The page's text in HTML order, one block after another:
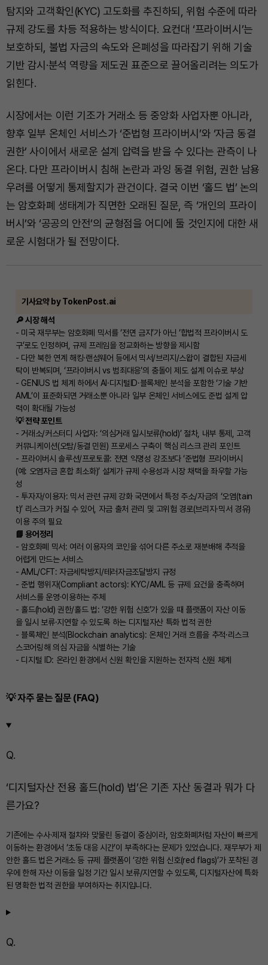
탐지와 고객확인(KYC) 고도화를 추진하되, 위험 수준에 따라
규제 강도를 차등 적용하는 방식이다. 요컨대 ‘프라이버시’는
보호하되, 불법 자금의 속도와 은폐성을 따라잡기 위해 기술
기반 감시·분석 역량을 제도권 표준으로 끌어올리려는 의도가
읽힌다.
시장에서는 이런 기조가 거래소 등 중앙화 사업자뿐 아니라,
향후 일부 온체인 서비스가 ‘준법형 프라이버시’와 ‘자금 동결
권한’ 사이에서 새로운 설계 압력을 받을 수 있다는 관측이 나
온다. 다만 프라이버시 침해 논란과 과잉 동결 위험, 권한 남용
우려를 어떻게 통제할지가 관건이다. 결국 이번 ‘홀드 법’ 논의
는 암호화폐 생태계가 직면한 오래된 질문, 즉 ‘개인의 프라이
버시’와 ‘공공의 안전’의 균형점을 어디에 둘 것인지에 대한 새
로운 시험대가 될 전망이다.
기사요약 by TokenPost.ai
🔎 시장 해석
- 미국 재무부는 암호화폐 믹서를 ‘전면 금지’가 아닌 ‘합법적 프라이버시 도
구’로도 인정하며, 규제 프레임을 정교화하는 방향을 제시함
- 다만 북한 연계 해킹·랜섬웨어 등에서 믹서/브리지/스왑이 결합된 자금세
탁이 반복되며, ‘프라이버시 vs 범죄대응’의 충돌이 제도 설계 이슈로 부상
- GENIUS 법 체계 하에서 AI·디지털ID·블록체인 분석을 포함한 ‘기술 기반
AML’이 표준화되면 거래소뿐 아니라 일부 온체인 서비스에도 준법 설계 압
력이 확대될 가능성
💡 전략 포인트
- 거래소/커스터디 사업자: ‘의심거래 일시보류(hold)’ 절차, 내부 통제, 고객
커뮤니케이션(오탐/동결 민원) 프로세스 구축이 핵심 리스크 관리 포인트
- 프라이버시 솔루션/프로토콜: 전면 익명성 강조보다 ‘준법형 프라이버시
(예: 오염자금 혼합 최소화)’ 설계가 규제 수용성과 시장 채택을 좌우할 가능
성
- 투자자/이용자: 믹서 관련 규제 강화 국면에서 특정 주소/자금의 ‘오염(tain
t)’ 리스크가 커질 수 있어, 자금 출처 관리 및 고위험 경로(브리지·믹서 경유)
이용 주의 필요
📘 용어정리
- 암호화폐 믹서: 여러 이용자의 코인을 섞어 다른 주소로 재분배해 추적을
어렵게 만드는 서비스
- AML/CFT: 자금세탁방지/테러자금조달방지 규정
- 준법 행위자(Compliant actors): KYC/AML 등 규제 요건을 충족하며
서비스를 운영·이용하는 주체
- 홀드(hold) 권한/홀드 법: ‘강한 위험 신호’가 있을 때 플랫폼이 자산 이동
을 일시 보류·지연할 수 있도록 하는 디지털자산 특화 법적 권한
- 블록체인 분석(Blockchain analytics): 온체인 거래 흐름을 추적·리스크
스코어링해 의심 자금을 식별하는 기술
- 디지털 ID: 온라인 환경에서 신원 확인을 지원하는 전자적 신원 체계
💡 자주 묻는 질문 (FAQ)
Q.
‘디지털자산 전용 홀드(hold) 법’은 기존 자산 동결과 뭐가 다
른가요?
기존에는 수사·제재 절차와 맞물린 동결이 중심이라, 암호화폐처럼 자산이 빠르게
이동하는 환경에서 ‘초동 대응 시간’이 부족하다는 문제가 있었습니다. 재무부가 제
안한 홀드 법은 거래소 등 규제 플랫폼이 ‘강한 위험 신호(red flags)’가 포착된 경
우에 한해 자산 이동을 일정 기간 일시 보류/지연할 수 있도록, 디지털자산에 특화
된 명확한 법적 권한을 부여하자는 취지입니다.
Q.